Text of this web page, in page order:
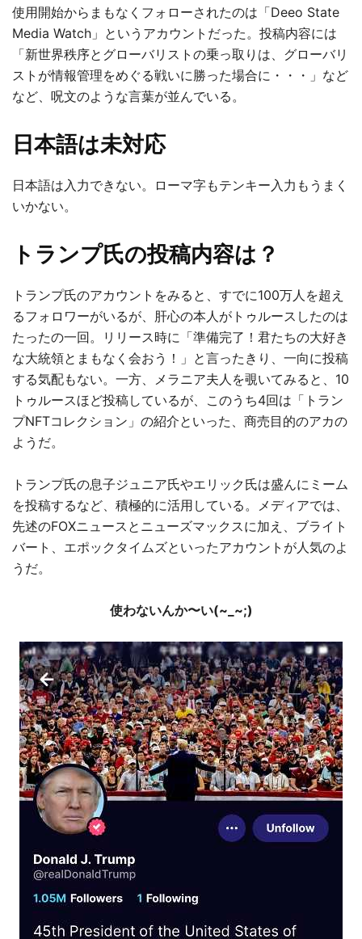
使用開始からまもなくフォローされたのは「Deeo State
Media Watch」というアカウントだった。投稿内容には
「新世界秩序とグローバリストの乗っ取りは、グローバリ
ストが情報管理をめぐる戦いに勝った場合に・・・」など
など、呪文のような言葉が並んでいる。
日本語は未対応
日本語は入力できない。ローマ字もテンキー入力もうまく
いかない。
トランプ氏の投稿内容は？
トランプ氏のアカウントをみると、すでに100万人を超え
るフォロワーがいるが、肝心の本人がトゥルースしたのは
たったの一回。リリース時に「準備完了！君たちの大好き
な大統領とまもなく会おう！」と言ったきり、一向に投稿
する気配もない。一方、メラニア夫人を覗いてみると、10
トゥルースほど投稿しているが、このうち4回は「トラン
プNFTコレクション」の紹介といった、商売目的のアカの
ようだ。
トランプ氏の息子ジュニア氏やエリック氏は盛んにミーム
を投稿するなど、積極的に活用している。メディアでは、
先述のFOXニュースとニューズマックスに加え、ブライト
バート、エポックタイムズといったアカウントが人気のよ
うだ。
使わないんか〜い(~_~;)